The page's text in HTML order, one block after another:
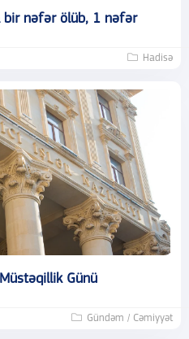
bir nəfər ölüb, 1 nəfər
Hadisə
Günü
Gündəm / Cəmiyyət